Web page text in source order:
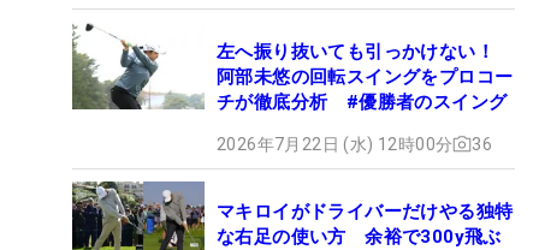
左へ振り抜いても引っかけない！
阿部未悠の回転スイングをプロコー
チが徹底分析 #優勝者のスイング
2026年7月22日 (水) 12時00分 36
マキロイがドライバーだけやる独特
な右足の使い方 余裕で300y飛ぶ